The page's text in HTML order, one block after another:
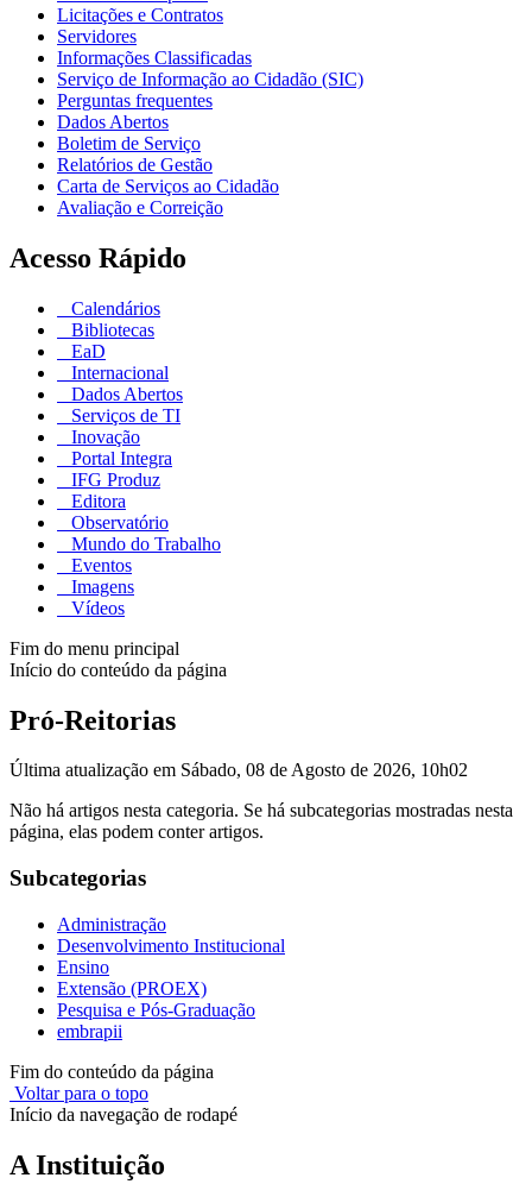
Licitações e Contratos
Servidores
Informações Classificadas
Serviço de Informação ao Cidadão (SIC)
Perguntas frequentes
Dados Abertos
Boletim de Serviço
Relatórios de Gestão
Carta de Serviços ao Cidadão
Avaliação e Correição
Acesso Rápido
Calendários
Bibliotecas
EaD
Internacional
Dados Abertos
Serviços de TI
Inovação
Portal Integra
IFG Produz
Editora
Observatório
Mundo do Trabalho
Eventos
Imagens
Vídeos
Fim do menu principal
Início do conteúdo da página
Pró-Reitorias
Última atualização em Sábado, 08 de Agosto de 2026, 10h02
Não há artigos nesta categoria. Se há subcategorias mostradas nesta
página, elas podem conter artigos.
Subcategorias
Administração
Desenvolvimento Institucional
Ensino
Extensão (PROEX)
Pesquisa e Pós-Graduação
embrapii
Fim do conteúdo da página
Voltar para o topo
Início da navegação de rodapé
A Instituição